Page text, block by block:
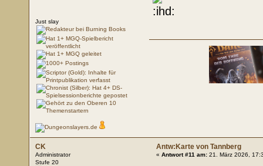
Just slay
CK
Administrator
Stufe 20
Antw:Karte von Tannberg
«Antwort #11 am: 21. März 2026,